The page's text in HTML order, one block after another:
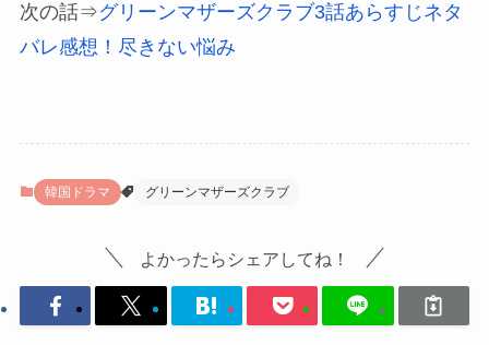
次の話⇒グリーンマザーズクラブ3話あらすじネタ
バレ感想！尽きない悩み
韓国ドラマ グリーンマザーズクラブ
よかったらシェアしてね！